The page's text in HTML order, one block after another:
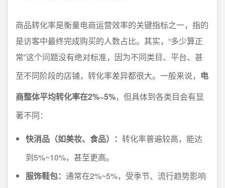
商品转化率是衡量电商运营效率的关键指标之一，指的
是访客中最终完成购买的人数占比。其实，“多少算正
常”这个问题没有绝对标准，因为不同类目、平台、甚
至不同阶段的店铺，转化率差异都很大。一般来说， 电
商整体平均转化率在2%~5%，但具体到各类目会有显
著不同：
快消品（如美妆、食品）： 转化率普遍较高，能达
到5%~10%，甚至更高。
服饰鞋包： 通常在2%~5%，受季节、流行趋势影响